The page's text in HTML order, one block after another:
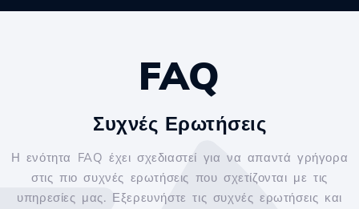
FAQ
Συχνές Ερωτήσεις
Η ενότητα FAQ έχει σχεδιαστεί για να απαντά γρήγορα
στις πιο συχνές ερωτήσεις που σχετίζονται με τις
υπηρεσίες μας. Εξερευνήστε τις συχνές ερωτήσεις και